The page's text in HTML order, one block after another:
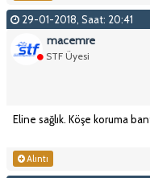
29-01-2018, Saat: 20:41
macemre
STF Üyesi
Eline sağlık. Köşe koruma
Alıntı